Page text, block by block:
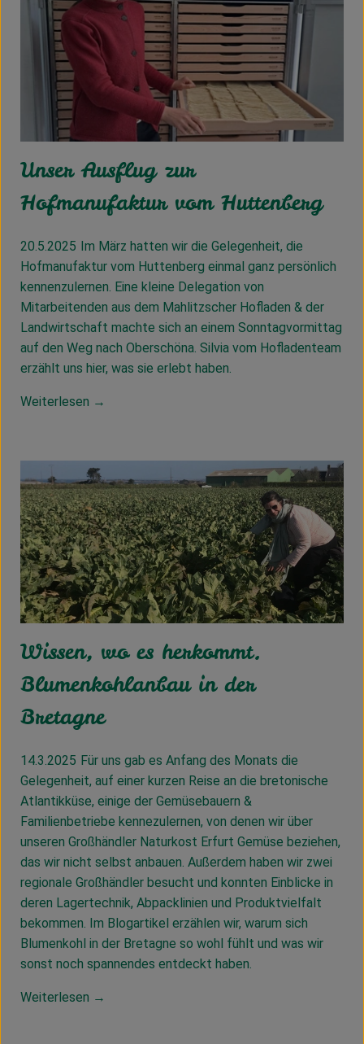
Unser Ausflug zur
Hofmanufaktur vom Huttenberg
20.5.2025 Im März hatten wir die Gelegenheit, die
Hofmanufaktur vom Huttenberg einmal ganz persönlich
kennenzulernen. Eine kleine Delegation von
Mitarbeitenden aus dem Mahlitzscher Hofladen & der
Landwirtschaft machte sich an einem Sonntagvormittag
auf den Weg nach Oberschöna. Silvia vom Hofladenteam
erzählt uns hier, was sie erlebt haben.
Weiterlesen →
Wissen, wo es herkommt.
Blumenkohlanbau in der
Bretagne
14.3.2025 Für uns gab es Anfang des Monats die
Gelegenheit, auf einer kurzen Reise an die bretonische
Atlantikküse, einige der Gemüsebauern &
Familienbetriebe kennezulernen, von denen wir über
unseren Großhändler Naturkost Erfurt Gemüse beziehen,
das wir nicht selbst anbauen. Außerdem haben wir zwei
regionale Großhändler besucht und konnten Einblicke in
deren Lagertechnik, Abpacklinien und Produktvielfalt
bekommen. Im Blogartikel erzählen wir, warum sich
Blumenkohl in der Bretagne so wohl fühlt und was wir
sonst noch spannendes entdeckt haben.
Weiterlesen →